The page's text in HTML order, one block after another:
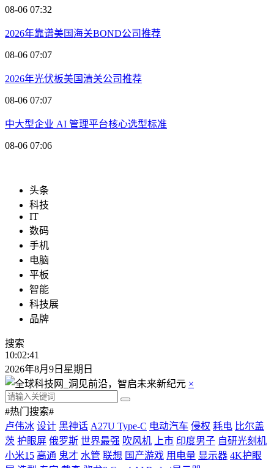
08-06 07:32
2026年靠谱美国海关BOND公司推荐
08-06 07:07
2026年光伏板美国清关公司推荐
08-06 07:07
中大型企业 AI 管理平台核心选型标准
08-06 07:06
头条
科技
IT
数码
手机
电脑
平板
智能
科技展
品牌
搜索
10:02:41
2026年8月9日星期日
×
#热门搜索#
卢伟冰 设计 黑神话 A27U Type-C 电动汽车 侵权 耗电 比尔盖
茨 护眼屏 俄罗斯 世界最强 吹风机 上市 印度男子 自研光刻机
小米15 高通 鬼才 水管 联想 国产游戏 用电量 显示器 4K护眼